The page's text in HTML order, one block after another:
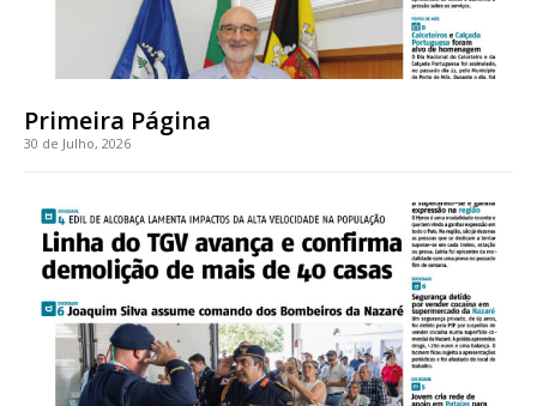
Escolha o plano de assinatura desejado:
32€
12 meses
Edição em papel entregue à Quinta-feira em sua
Primeira Página
30 de Julho, 2026